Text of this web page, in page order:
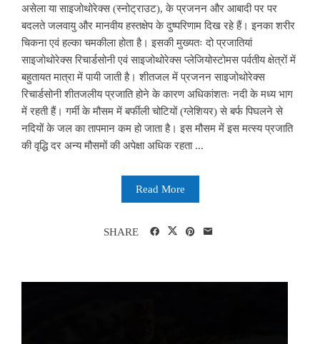
असेला या साइजोथोरेक्स (स्नोट्राउट), के प्रजनन और आबादी पर पर
बदलते जलवायु और मानवीय हस्तक्षेप के दुष्परिणाम दिख रहे हैं। इनका शरीर
चिकना एवं हल्का चमकीला होता है। इसकी मुख्यतः दो प्रजातियां
साइजोथोरेक्स रिचार्डसोनी एवं साइजोथोरेक्स प्लेजियोस्टोमस पर्वतीय क्षेत्रों में
बहुतायत मात्रा में पायी जाती है। शीतजल में प्रजनन साइजोथोरेक्स
रिचार्डसोनी शीतजलीय प्रजाति होने के कारण अधिकांशतः नदी के मध्य भाग
में रहती हैं। गर्मी के मौसम में बर्फीली चोटियों (ग्लेशियर) से बर्फ पिघलने से
नदियों के जल का तापमान कम हो जाता है। इस मौसम में इस मत्स्य प्रजाति
की वृद्धि दर अन्य मौसमों की अपेक्षा अधिक रहता ...
Read More
SHARE